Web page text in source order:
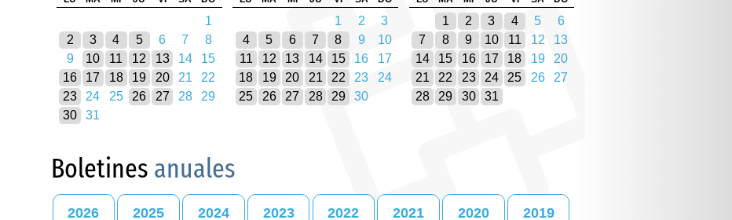
1
2
3 4 5 6 7
8
9
10 11 12 13 14
15
16
17 18 19 20 21
22
23
24 25 26 27 28
29
30
31
1 2
3
4
5 6 7 8 9
10
11
12 13 14 15 16
17
18
19 20 21 22 23
24
25
26 27 28 29 30
1 2 3 4 5
6
7
8 9 10 11 12
13
14
15 16 17 18 19
20
21
22 23 24 25 26
27
28
29 30 31
Boletines anuales
2026 2025 2024 2023 2022 2021 2020 2019